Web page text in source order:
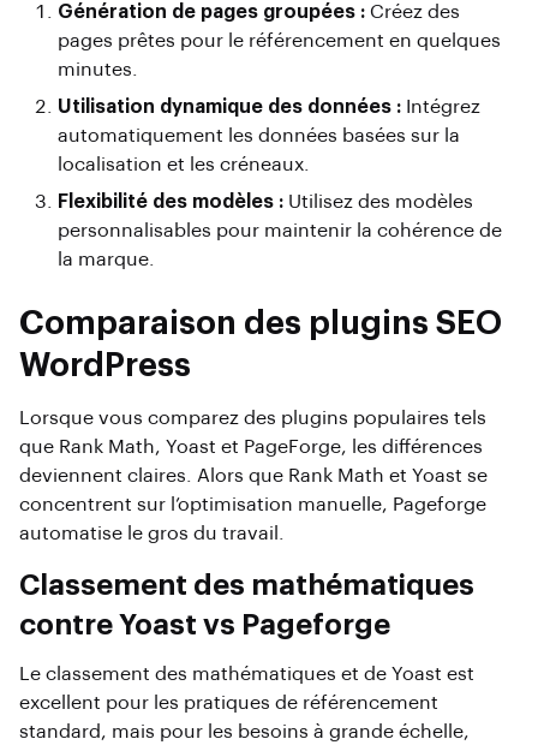
Génération de pages groupées : Créez des
pages prêtes pour le référencement en quelques
minutes.
Utilisation dynamique des données : Intégrez
automatiquement les données basées sur la
localisation et les créneaux.
Flexibilité des modèles : Utilisez des modèles
personnalisables pour maintenir la cohérence de
la marque.
Comparaison des plugins SEO
WordPress
Lorsque vous comparez des plugins populaires tels
que Rank Math, Yoast et PageForge, les différences
deviennent claires. Alors que Rank Math et Yoast se
concentrent sur l’optimisation manuelle, Pageforge
automatise le gros du travail.
Classement des mathématiques
contre Yoast vs Pageforge
Le classement des mathématiques et de Yoast est
excellent pour les pratiques de référencement
standard, mais pour les besoins à grande échelle,